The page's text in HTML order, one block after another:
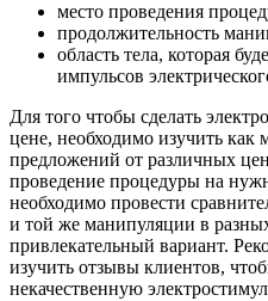
место проведения
продолжительность
область тела, которая
импульсов
Для того чтобы сделать
цене, необходимо изучить как
предложений от различных
проведение процедуры на
необходимо провести
и той же манипуляции в
привлекательный вариант.
изучить отзывы клиентов,
некачественную